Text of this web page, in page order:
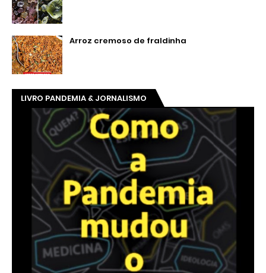
Arroz cremoso de fraldinha
LIVRO PANDEMIA & JORNALISMO